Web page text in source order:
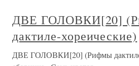
ДВЕ ГОЛОВКИ[20]
дактиле-хореические)
ДВЕ ГОЛОВКИ[20] (Рифмы